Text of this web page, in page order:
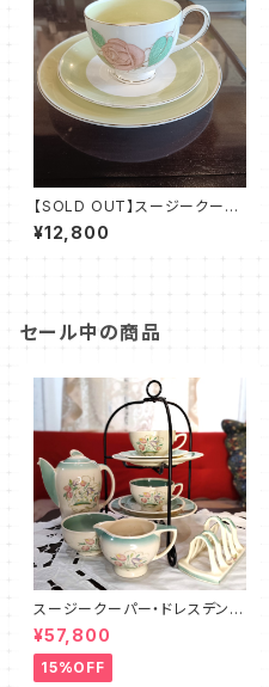
【SOLD OUT】スージークーパ
ー・パトリシアローズ・トリオ（ボ
ーンチャイナ）SCPA0098
¥12,800
セール中の商品
スージークーパー・ドレスデンス
プレイ・ティーフォーツー・セット
PLUS（SCDR6001）
¥57,800
15%OFF